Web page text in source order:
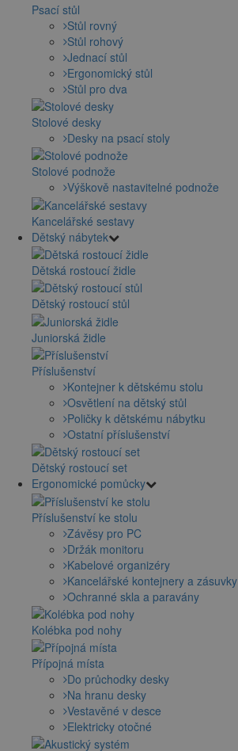
Psací stůl
Stůl rovný
Stůl rohový
Jednací stůl
Ergonomický stůl
Stůl pro dva
Stolové desky
Desky na psací stoly
Stolové podnože
Výškově nastavitelné podnože
Kancelářské sestavy
Dětský nábytek
Dětská rostoucí židle
Dětský rostoucí stůl
Juniorská židle
Příslušenství
Kontejner k dětskému stolu
Osvětlení na dětský stůl
Poličky k dětskému nábytku
Ostatní příslušenství
Dětský rostoucí set
Ergonomické pomůcky
Příslušenství ke stolu
Závěsy pro PC
Držák monitoru
Kabelové organizéry
Kancelářské kontejnery a zásuvky
Ochranné skla a paravány
Kolébka pod nohy
Přípojná místa
Do průchodky desky
Na hranu desky
Vestavěné v desce
Elektricky otočné